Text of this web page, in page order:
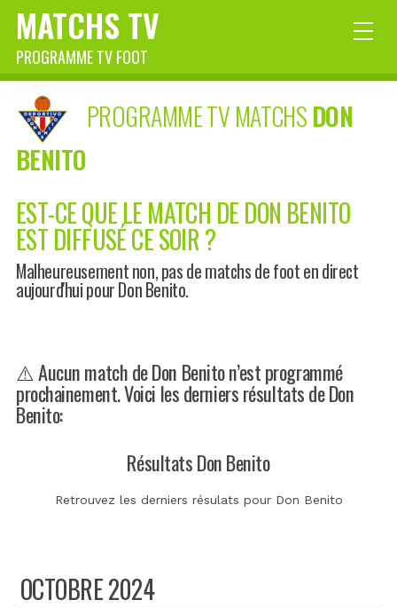
MATCHS TV
PROGRAMME TV FOOT
PROGRAMME TV MATCHSDON
BENITO
EST-CE QUE LE MATCH DE DON BENITO
EST DIFFUSÉ CE SOIR ?
Malheureusement non, pas de matchs de foot en direct
aujourd'hui pour Don Benito.
⚠️ Aucun match de Don Benito n’est programmé
prochainement. Voici les derniers résultats de Don
Benito:
Résultats Don Benito
Retrouvez les derniers résulats pour Don Benito
OCTOBRE 2024